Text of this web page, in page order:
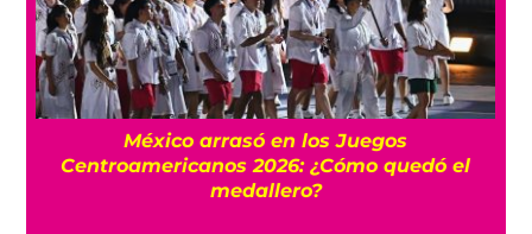
México arrasó en los Juegos
Centroamericanos 2026: ¿Cómo quedó el
medallero?